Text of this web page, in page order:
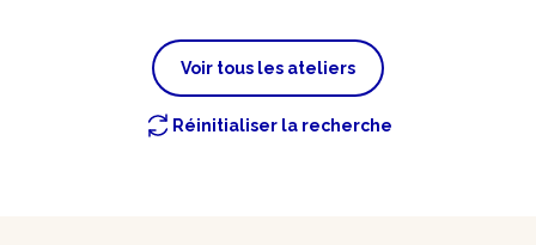
Voir tous les ateliers
Réinitialiser la recherche